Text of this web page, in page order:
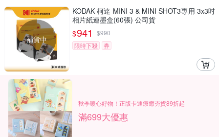
補貨中
KODAK 柯達 MINI 3 & MINI SHOT3專用 3x3吋
相片紙連墨盒(60張) 公司貨
$941 $990
限時下殺
券
秋季暖心好物！正版卡通療癒夯貨89折起
滿699大優惠